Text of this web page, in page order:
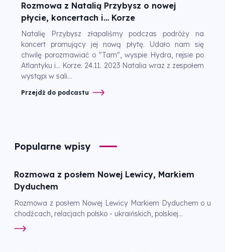
Rozmowa z Natalią Przybysz o nowej
płycie, koncertach i… Korze
Natalię Przybysz złapaliśmy podczas podróży na
koncert promujący jej nową płytę. Udało nam się
chwilę porozmawiać o "Tam", wyspie Hydra, rejsie po
Atlantyku i... Korze. 24.11. 2023 Natalia wraz z zespołem
wystąpi w sali...
Przejdź do podcastu
Popularne wpisy
Rozmowa z posłem Nowej Lewicy, Markiem
Dyduchem
Rozmowa z posłem Nowej Lewicy Markiem Dyduchem o u
chodźcach, relacjach polsko - ukraińskich, polskiej...